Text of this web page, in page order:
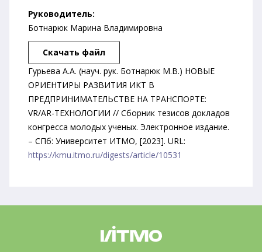
Руководитель:
Ботнарюк Марина Владимировна
Скачать файл
Гурьева А.А. (науч. рук. Ботнарюк М.В.) НОВЫЕ
ОРИЕНТИРЫ РАЗВИТИЯ ИКТ В
ПРЕДПРИНИМАТЕЛЬСТВЕ НА ТРАНСПОРТЕ:
VR/AR-ТЕХНОЛОГИИ // Сборник тезисов докладов
конгресса молодых ученых. Электронное издание.
– СПб: Университет ИТМО, [2023]. URL:
https://kmu.itmo.ru/digests/article/10531